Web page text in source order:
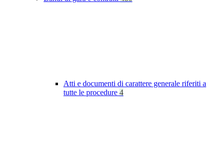
Atti e documenti di carattere generale riferiti a
tutte le procedure 4